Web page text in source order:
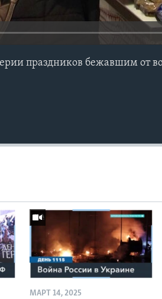
праздников бежавшим от
МАРТ 14, 2025